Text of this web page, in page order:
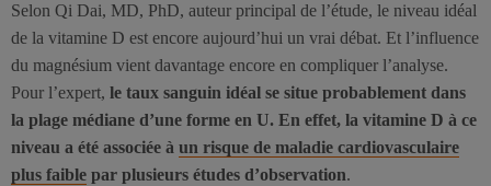
Selon Qi Dai, MD, PhD, auteur principal de l’étude, le niveau idéal
de la vitamine D est encore aujourd’hui un vrai débat. Et l’influence
du magnésium vient davantage encore en compliquer l’analyse.
Pour l’expert, le taux sanguin idéal se situe probablement dans
la plage médiane d’une forme en U. En effet, la vitamine D à ce
niveau a été associée à un risque de maladie cardiovasculaire
plus faible par plusieurs études d’observation.